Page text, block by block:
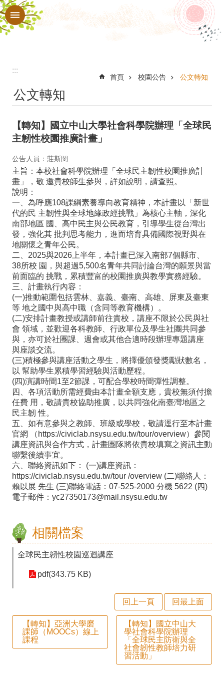
跳到主要內容區塊
進
認
行
政
處
室
教
師
專
區
學
生
專
區
行
政
填
報
系
統
課
程
計
主
專
:::
:::
首頁 校園公告 公文轉知
公文轉知
【轉知】國立中山大學社會科學院辦理「全球民
主韌性校園推廣計畫」
公告人員：莊斯閔
主旨：本校社會科學院辦理「全球民主韌性校園推廣計
畫」，敬 邀貴校師生參與，詳如說明，請查照。
說明：
一、為呼應108課綱素養導向教育精神，本計畫以「新世
代的民 主韌性與全球地緣政經挑戰」為核心主軸，深化
南部地區 國、高中民主與公民教育，引導學生從台灣出
發，強化其 批判思考能力，進而培育具備國際視野與在
地關懷之青年公民。
二、2025與2026上半年，本計畫已深入南部7個縣市、
38所校 園，與超過5,500名青年共同討論台灣的願景與當
前面臨的 挑戰，累積豐富的校園推廣與教學實務經驗。
三、計畫執行內容：
(一)推動範圍包括雲林、嘉義、臺南、高雄、屏東及臺東
等 地之國中與高中職（含同等教育機構）。
(二)安排計畫教授或講師前往貴校，講座不限於公民與社
會 領域，並歡迎各科教師、行政單位及學生社團共同參
與，亦可於社團課、週會或其他合適時段辦理專題講座
與座談交流。
(三)積極參與講座活動之學生，將擇優頒發獎勵狀數名，
以 幫助學生累積學習經驗與活動歷程。
(四)演講時間1至2節課，可配合學校時間彈性調整。
四、各項活動所需經費由本計畫全額支應，貴校無須付擔
任費 用，敬請貴校協助推廣，以共同強化南臺灣地區之
民主韌 性。
五、如有意參與之教師、班級或學校，敬請逕行至本計畫
官網 （https://civiclab.nsysu.edu.tw/tour/overview）參閱
講座資訊與合作方式，計畫團隊將依貴校填寫之資訊主動
聯繫後續事宜。
六、聯絡資訊如下： (一)講座資訊：
https://civiclab.nsysu.edu.tw/tour /overview (二)聯絡人：
賴以展 先生 (三)聯絡電話：07-525-2000 分機 5622 (四)
電子郵件：yc27350173@mail.nsysu.edu.tw
相關檔案
全球民主韌性校園巡迴講座
pdf(343.75 KB)
回上一頁 回最上面
【轉知】亞洲大學磨
課師（MOOCs）線上
課程
【轉知】國立中山大
學社會科學院辦理
「全球民主防衛與全
社會韌性教師培力研
習活動」